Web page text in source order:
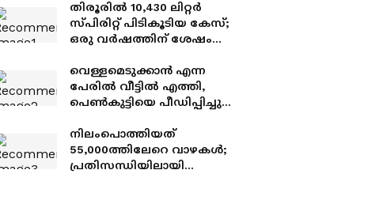
തിരൂരില്‍ 10,430 ലിറ്റര്‍
സ്പിരിറ്റ് പിടികൂടിയ കേസ്;
ഒരു വർഷത്തിന് ശേഷം
വെള്ളമെടുക്കാൻ എന്ന
പേരിൽ വീട്ടിൽ എത്തി,
പെൺകുട്ടിയെ പീഡിപ്പിച്ചു;
ആറുവർഷം കഠിനതടവ്
നിലംപൊത്തിയത്
55,000ത്തിലേറെ വാഴകള്‍;
പ്രതിസന്ധിയിലായി